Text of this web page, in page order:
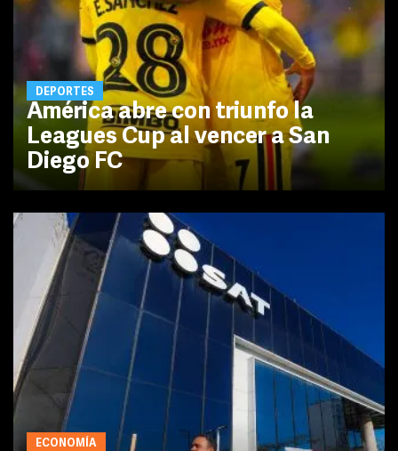
DEPORTES
América abre con triunfo la
Leagues Cup al vencer a San
Diego FC
ECONOMÍA